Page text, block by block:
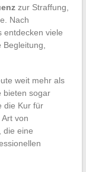
zur Straffung,
Nach
entdecken viele
weit mehr als
bieten sogar
die Kur für
von
die eine